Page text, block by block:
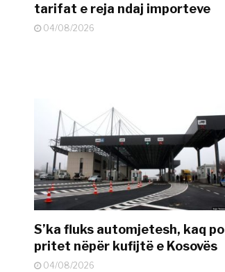
tarifat e reja ndaj importeve
04/08/2026
S’ka fluks automjetesh, kaq po
pritet nëpër kufijtë e Kosovës
04/08/2026